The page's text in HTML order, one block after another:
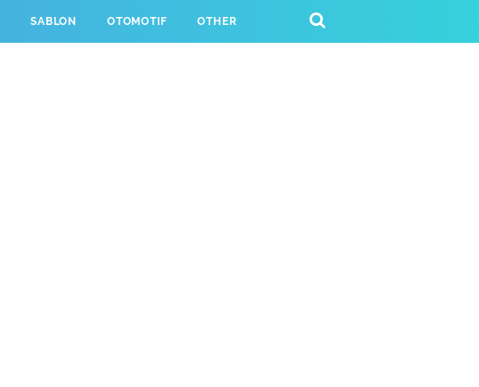
SABLON OTOMOTIF OTHER